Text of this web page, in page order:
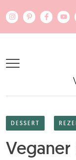
DESSERT
Veganer